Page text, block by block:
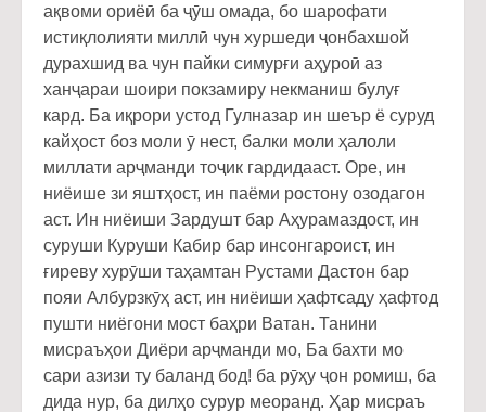
ақвоми ориёӣ ба ҷӯш омада, бо шарофати
истиқлолияти миллӣ чун хуршеди ҷонбахшой
дурахшид ва чун пайки симурғи аҳуроӣ аз
ханҷараи шоири покзамиру некманиш булуғ
кард. Ба иқрори устод Гулназар ин шеър ё суруд
кайҳост боз моли ӯ нест, балки моли ҳалоли
миллати арҷманди тоҷик гардидааст. Оре, ин
ниёише зи яштҳост, ин паёми ростону озодагон
аст. Ин ниёиши Зардушт бар Аҳурамаздост, ин
суруши Куруши Кабир бар инсонгароист, ин
ғиреву хурӯши таҳамтан Рустами Дастон бар
пояи Албурзкӯҳ аст, ин ниёиши ҳафтсаду ҳафтод
пушти ниёгони мост баҳри Ватан. Танини
мисраъҳои Диёри арҷманди мо, Ба бахти мо
сари азизи ту баланд бод! ба рӯҳу ҷон ромиш, ба
дида нур, ба дилҳо сурур меоранд. Ҳар мисраъ